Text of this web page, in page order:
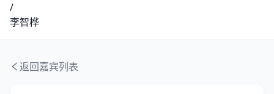
/
李智桦
返回嘉宾列表